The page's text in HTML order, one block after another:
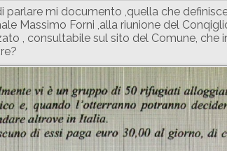
parlare mi documento ,quella che
Massimo Forni ,alla riunione del
, consultabile sul sito del Comune, che